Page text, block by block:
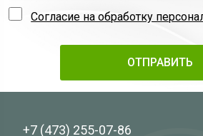
Согласие на обработку
+7 (473) 255-07-86